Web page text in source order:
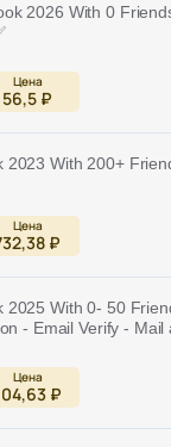
2026 With 0
56,5 ₽
2023 With 200+
₽
2025 With 0- 50
- Email Verify - Mail
₽